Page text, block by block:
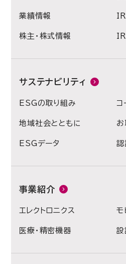
業績情報 IR
株主・株式情報 IR
サステナビリティ
ESGの取り組み コ
地域社会とともに お
ESGデータ 認
事業紹介
エレクトロニクス モ
医療・精密機器 設